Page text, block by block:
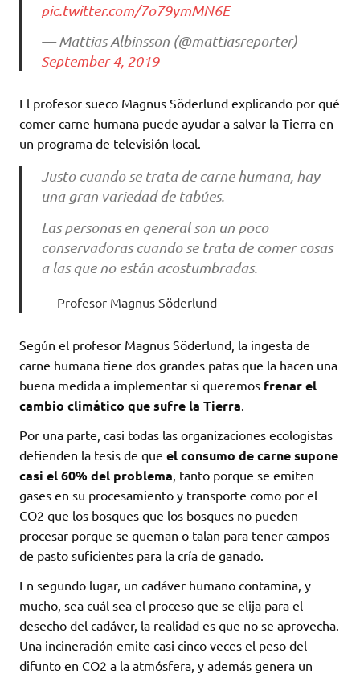
pic.twitter.com/7o79ymMN6E
— Mattias Albinsson (@mattiasreporter)
September 4, 2019
El profesor sueco Magnus Söderlund explicando por qué
comer carne humana puede ayudar a salvar la Tierra en
un programa de televisión local.
Justo cuando se trata de carne humana, hay
una gran variedad de tabúes.
Las personas en general son un poco
conservadoras cuando se trata de comer cosas
a las que no están acostumbradas.
Profesor Magnus Söderlund
Según el profesor Magnus Söderlund, la ingesta de
carne humana tiene dos grandes patas que la hacen una
buena medida a implementar si queremos frenar el
cambio climático que sufre la Tierra
Por una parte, casi todas las organizaciones ecologistas
defienden la tesis de que el consumo de carne supone
casi el 60% del problema , tanto porque se emiten
gases en su procesamiento y transporte como por el
CO2 que los bosques que los bosques no pueden
procesar porque se queman o talan para tener campos
de pasto suficientes para la cría de ganado.
En segundo lugar, un cadáver humano contamina, y
mucho, sea cuál sea el proceso que se elija para el
desecho del cadáver, la realidad es que no se aprovecha.
Una incineración emite casi cinco veces el peso del
difunto en CO2 a la atmósfera, y además genera un